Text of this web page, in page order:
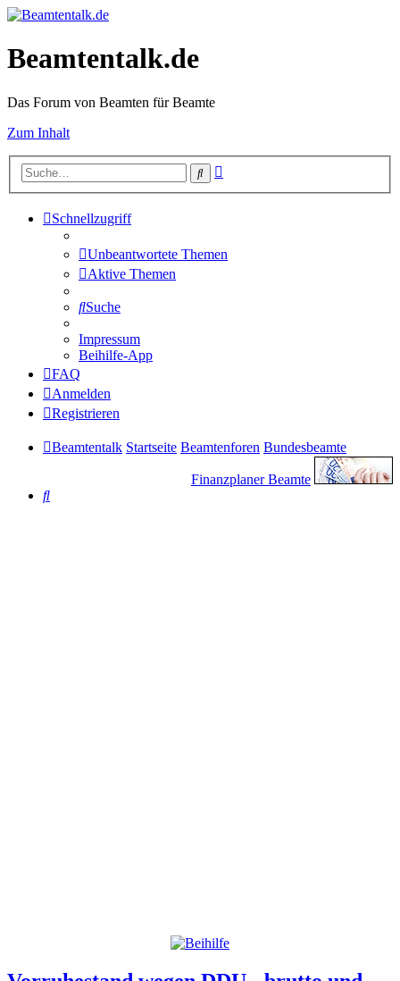
Beamtentalk.de
Das Forum von Beamten für Beamte
Zum Inhalt
Suche
Schnellzugriff
Unbeantwortete Themen
Aktive Themen
Suche
Impressum
Beihilfe-App
FAQ
Anmelden
Registrieren
Beamtentalk Startseite Beamtenforen Bundesbeamte
Finanzplaner Beamte
Suche